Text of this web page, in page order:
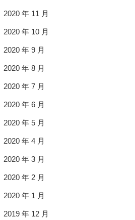
2020 年 11 月
2020 年 10 月
2020 年 9 月
2020 年 8 月
2020 年 7 月
2020 年 6 月
2020 年 5 月
2020 年 4 月
2020 年 3 月
2020 年 2 月
2020 年 1 月
2019 年 12 月